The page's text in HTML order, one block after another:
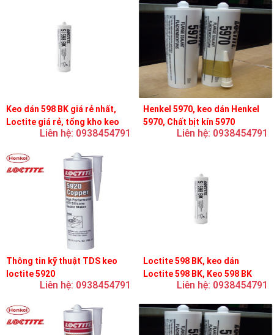
Keo dán 598 BK giá rẻ nhất,
Loctite giá rẻ, tổng kho keo
Liên hệ: 0938454791
Henkel 5970, keo dán Henkel
5970, Chất bịt kín 5970
Liên hệ: 0938454791
Thông tin kỹ thuật TDS keo
loctite 5920
Liên hệ: 0938454791
Loctite 598 BK, keo dán
Loctite 598 BK, Keo 598 BK
Liên hệ: 0938454791